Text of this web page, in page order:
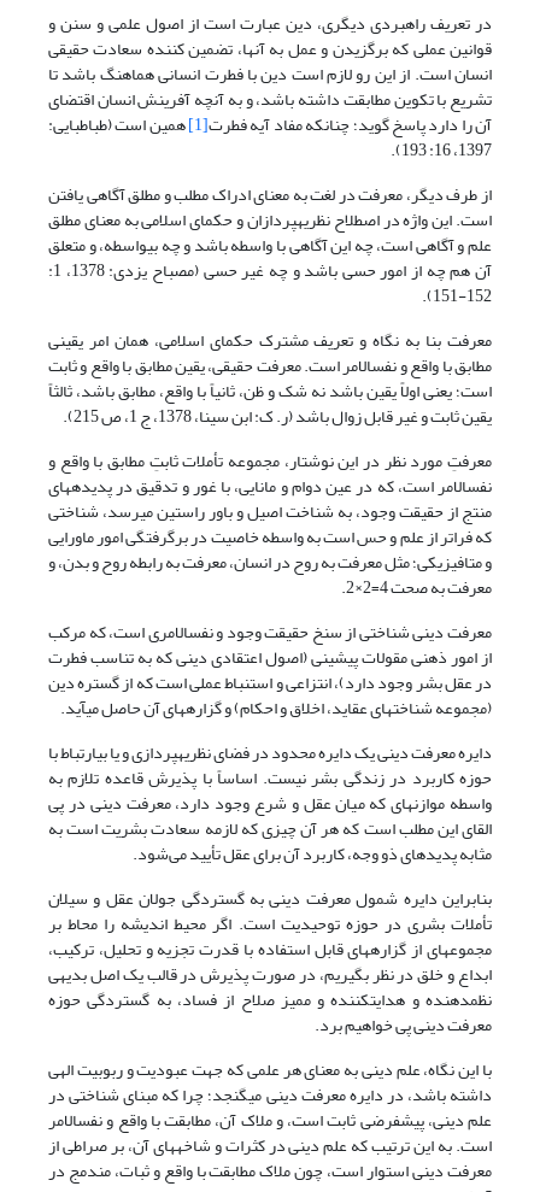
در تعریف راهبردی دیگری، دین عبارت است از اصول علمی و سنن و
قوانین عملی که برگزیدن و عمل به آن­ها، تضمین کننده سعادت حقیقی
انسان است. از این رو لازم است دین با فطرت انسانی هماهنگ باشد تا
تشریع با تکوین مطابقت داشته باشد، و به آن­چه آفرینش انسان اقتضای
آن را دارد پاسخ گوید؛ چنان­که مفاد آیه فطرت[1] همین است (طباطبایی:
1397، 16: 193).
از طرف دیگر، معرفت در لغت به معنای ادراک مطلب و مطلق آگاهی یافتن
است. این واژه در اصطلاح نظریه­پردازان و حکمای اسلامی به معنای مطلق
علم و آگاهی است، چه این آگاهی با واسطه باشد و چه بی­واسطه، و متعلق
آن هم چه از امور حسی باشد و چه غیر حسی (مصباح یزدی: 1378، 1:
152-151).
معرفت بنا به نگاه و تعریف مشترک حکمای اسلامی، همان امر یقینی
مطابق با واقع و نفس­الامر است. معرفت حقیقی، یقین مطابق با واقع و ثابت
است؛ یعنی اولاً یقین باشد نه شک و ظن، ثانیاً با واقع، مطابق باشد، ثالثاً
یقین ثابت و غیر قابل زوال باشد (ر. ک: ابن سینا، 1378، ج 1، ص 215).
معرفتِ مورد نظر در این نوشتار، مجموعه تأملات ثابتِ مطابق با واقع و
نفس­الامر است، که در عین دوام و مانایی، با غور و تدقیق در پدیده­های
منتج از حقیقت وجود، به شناخت اصیل و باور راستین می­رسد، شناختی
که فراتر از علم و حس است به واسطه خاصیت در برگرفتگی امور ماورایی
و متافیزیکی؛ مثل معرفت به روح در انسان، معرفت به رابطه روح و بدن، و
معرفت به صحت 4=2×2.
معرفت دینی شناختی از سنخ حقیقت وجود و نفس­الامری است، که مرکب
از امور ذهنی مقولات پیشینی (اصول اعتقادی دینی که به تناسب فطرت
در عقل بشر وجود دارد)، انتزاعی و استنباط عملی است که از گستره دین
(مجموعه شناخت­های عقاید، اخلاق و احکام) و گزاره­های آن حاصل می­آید.
دایره معرفت دینی یک دایره محدود در فضای نظریه­پردازی و یا بی­ارتباط با
حوزه کاربرد در زندگی بشر نیست. اساساً با پذیرش قاعده تلازم به
واسطه موازنه­ای که میان عقل و شرع وجود دارد، معرفت دینی در پی
القای این مطلب است که هر آن چیزی که لازمه سعادت بشریت است به
مثابه پدیده­ای ذو وجه، کاربرد آن برای عقل تأیید می‌شود.
بنابراین دایره شمول معرفت دینی به گستردگی جولان عقل و سیلان
تأملات بشری در حوزه توحیدیت است. اگر محیط اندیشه را محاط بر
مجموعه­ای از گزاره­های قابل استفاده با قدرت تجزیه و تحلیل، ترکیب،
ابداع و خلق در نظر بگیریم، در صورت پذیرش در قالب یک اصل بدیهی
نظم­دهنده و هدایت­کننده و ممیز صلاح از فساد، به گستردگی حوزه
معرفت دینی پی خواهیم برد.
با این نگاه، علم دینی به معنای هر علمی که جهت عبودیت و ربوبیت الهی
داشته باشد، در دایره معرفت دینی می­گنجد؛ چرا که مبنای شناختی در
علم دینی، پیش­فرضی ثابت است، و ملاک آن، مطابقت با واقع و نفس­الامر
است. به این ترتیب که علم دینی در کثرات و شاخه­­های آن، بر صراطی از
معرفت دینی استوار است، چون ملاک مطابقت با واقع و ثبات، مندمج در